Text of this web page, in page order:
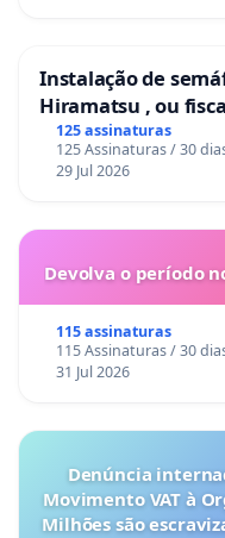
Instalação de
Hiramatsu , ou
125 assinaturas
125 Assinaturas / 30
29 Jul 2026
Devolva o período
115 assinaturas
115 Assinaturas / 30
31 Jul 2026
Denúncia
Movimento VAT à
Milhões são